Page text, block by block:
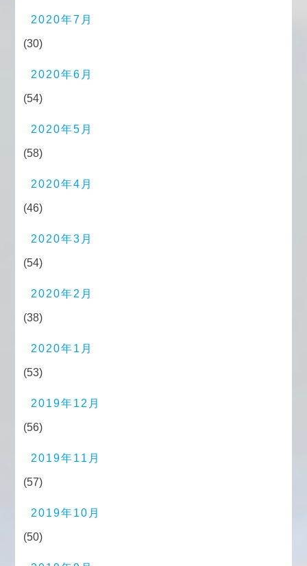
2020年7月
(30)
2020年6月
(54)
2020年5月
(58)
2020年4月
(46)
2020年3月
(54)
2020年2月
(38)
2020年1月
(53)
2019年12月
(56)
2019年11月
(57)
2019年10月
(50)